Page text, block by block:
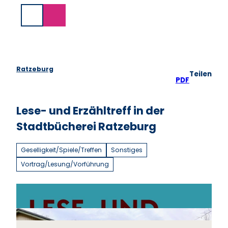
Ratzeburg
PDF
Teilen
Lese- und Erzähltreff in der
Stadtbücherei Ratzeburg
Geselligkeit/Spiele/Treffen
Sonstiges
Vortrag/Lesung/Vorführung